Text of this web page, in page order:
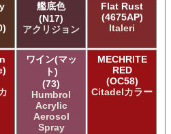
ビーカラー
艦底色
(N17)
アクリジョン
Flat Rust
(4675AP)
Italeri
ワイン(マッ
ト)
(73)
Humbrol
Acrylic
Aerosol
Spray
MECHRITE
RED
(OC58)
Citadelカラー